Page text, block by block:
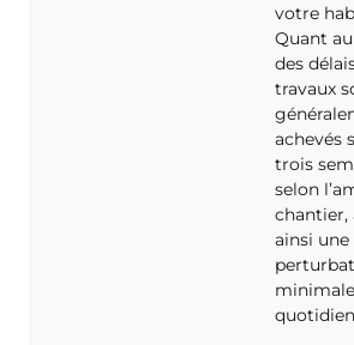
votre
Quant
des
travaux
achevés
trois
selon
chantier,
ainsi une